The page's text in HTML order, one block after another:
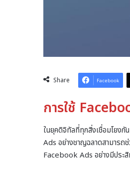
Share Facebook
การใช้
ในยุคดิจิทัลที่ทุกสิ่งเชื่อมโยงกั
Ads อย่างชาญฉลาดสามารถ
Facebook Ads อย่างมีประ